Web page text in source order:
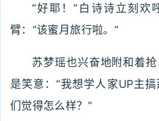
“好耶！”白诗诗立刻欢
臂：“该蜜月旅行啦。”
苏梦瑶也兴奋地附和着
是笑意：“我想学人家UP主
们觉得怎么样？”